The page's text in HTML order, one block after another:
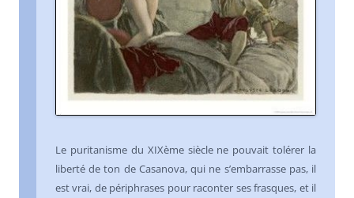
Le puritanisme du XIXème siècle ne pouvait tolérer la
liberté de ton de Casanova, qui ne s’embarrasse pas, il
est vrai, de périphrases pour raconter ses frasques, et il